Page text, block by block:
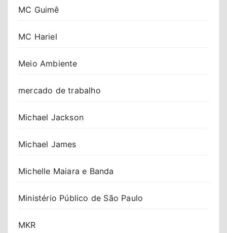
MC Guimê
MC Hariel
Meio Ambiente
mercado de trabalho
Michael Jackson
Michael James
Michelle Maiara e Banda
Ministério Público de São Paulo
MKR